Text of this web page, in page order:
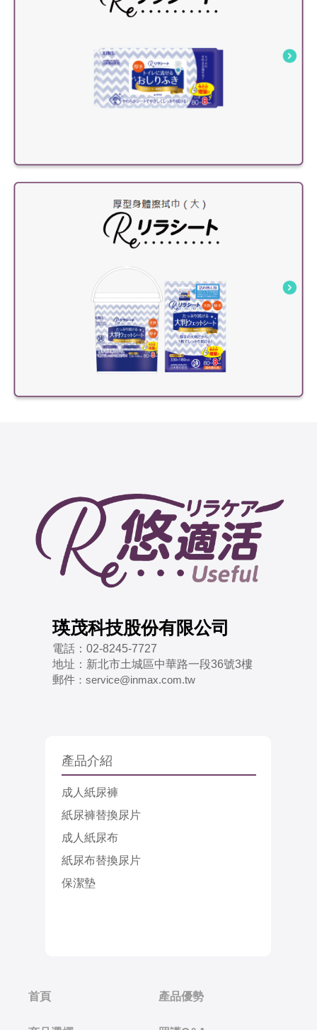
瑛茂科技股份有限公司
電話： 02-8245-7727
地址： 新北市土城區中華路一段36號3樓
郵件 ： service@inmax.com.tw
產品介紹
成人紙尿褲
紙尿褲替換尿片
成人紙尿布
紙尿布替換尿片
保潔墊
首頁 產品優勢